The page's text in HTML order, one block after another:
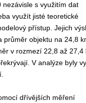
nezávisle s využitím dat
využít jisté teoretické
přístup. Jejich
objektu na 24,8
v rozmezí 22,8 až
V analýze byly
dřívějších měření